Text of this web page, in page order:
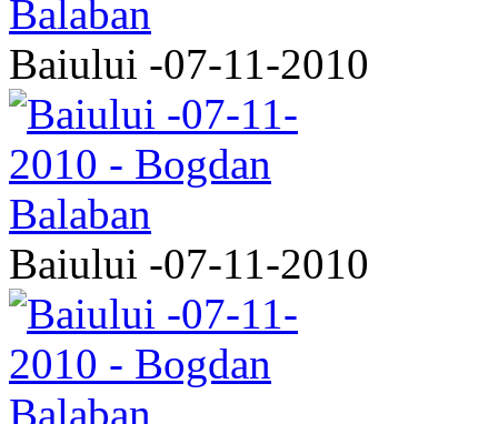
Baiului -07-11-2010
Baiului -07-11-2010